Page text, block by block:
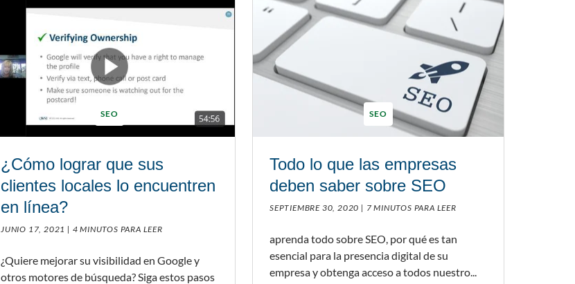
SEO
¿Cómo lograr que sus
clientes locales lo encuentren
en línea?
JUNIO 17, 2021 | 4 MINUTOS PARA LEER
¿Quiere mejorar su visibilidad en Google y
otros motores de búsqueda? Siga estos pasos
SEO
Todo lo que las empresas
deben saber sobre SEO
SEPTIEMBRE 30, 2020 | 7 MINUTOS PARA LEER
aprenda todo sobre SEO, por qué es tan
esencial para la presencia digital de su
empresa y obtenga acceso a todos nuestro...